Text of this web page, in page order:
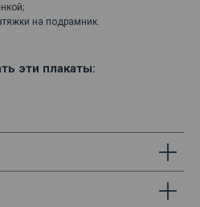
на подрамник.
эти плакаты: